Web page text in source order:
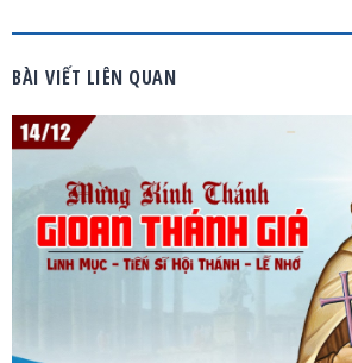
BÀI VIẾT LIÊN QUAN